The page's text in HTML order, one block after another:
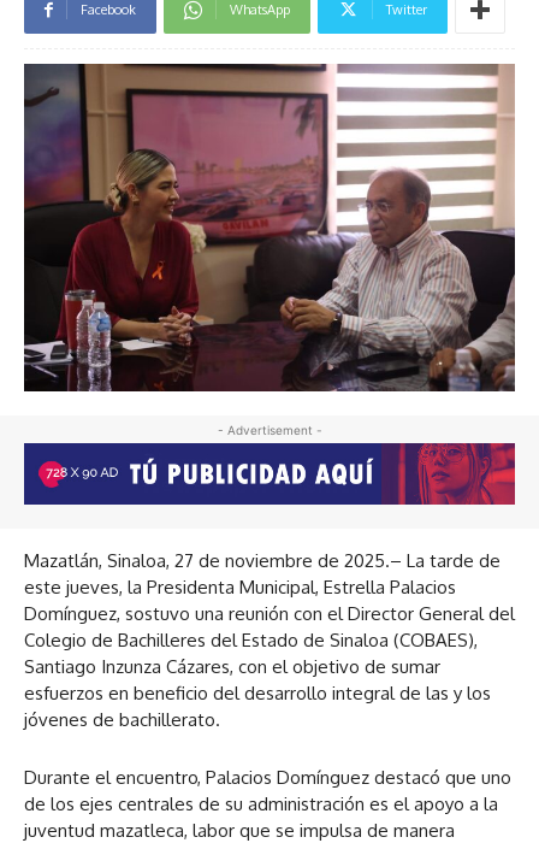
Facebook WhatsApp Twitter
- Advertisement -
Mazatlán, Sinaloa, 27 de noviembre de 2025.– La tarde de
este jueves, la Presidenta Municipal, Estrella Palacios
Domínguez, sostuvo una reunión con el Director General del
Colegio de Bachilleres del Estado de Sinaloa (COBAES),
Santiago Inzunza Cázares, con el objetivo de sumar
esfuerzos en beneficio del desarrollo integral de las y los
jóvenes de bachillerato.
Durante el encuentro, Palacios Domínguez destacó que uno
de los ejes centrales de su administración es el apoyo a la
juventud mazatleca, labor que se impulsa de manera